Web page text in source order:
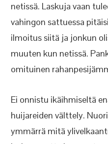
netissä. Laskuja vaan
vahingon sattuessa
ilmoitus siitä ja jonkun
muuten kun netissä.
omituinen
Ei onnistu ikäihmiseltä
huijareiden välttely.
ymmärrä mitä